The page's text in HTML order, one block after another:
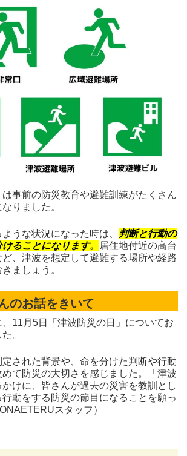
は事前の防災教育や避難訓練がたくさん
りました。
うな状況になった時は、
判断と行動の
ることになります。
居住地付近の高台
、津波を想定して避難する場所や経路
ましょう。
のお話をきいて
、11月5日「津波防災の日」についてお
。
された背景や、命を分けた判断や行動
て防災の大切さを感じました。「津波
けに、皆さんが過去の災害を教訓とし
動をする防災の節目になることを願っ
スタッフ）